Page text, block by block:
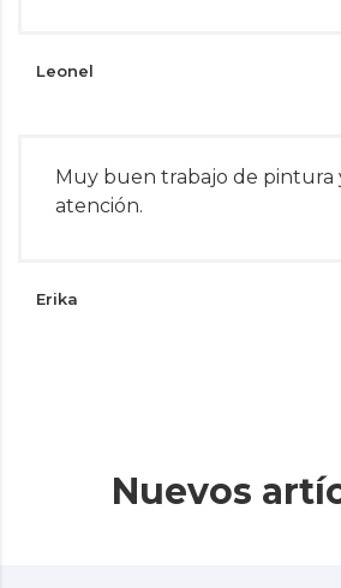
Leonel
Muy buen trabajo de pintura
atención.
Erika
Nuevos